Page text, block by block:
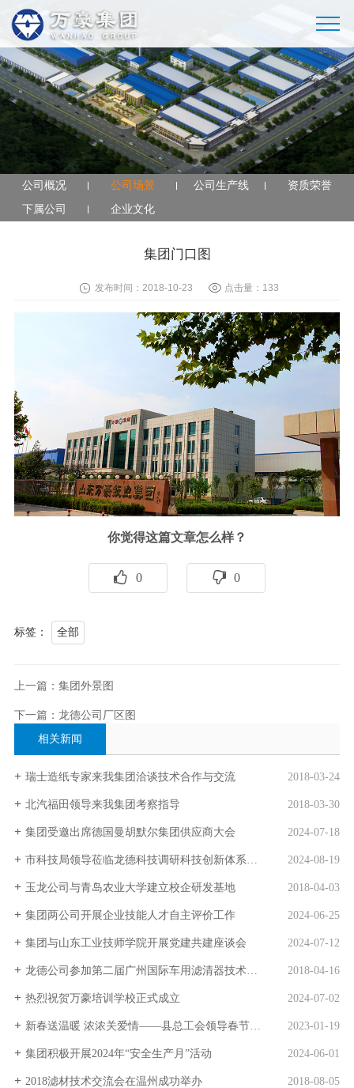
公司概况 公司场景 公司生产线
资质荣誉
下属公司
企业文化
集团门口图
发布时间：2018-10-23 点击量： 133
你觉得这篇文章怎么样？
0 0
标签： 全部
上一篇：集团外景图
下一篇：龙德公司厂区图
相关新闻
瑞士造纸专家来我集团洽谈技术合作与交流 2018-03-24
北汽福田领导来我集团考察指导 2018-03-30
集团受邀出席德国曼胡默尔集团供应商大会 2024-07-18
市科技局领导莅临龙德科技调研科技创新体系建设 2024-08-19
玉龙公司与青岛农业大学建立校企研发基地 2018-04-03
集团两公司开展企业技能人才自主评价工作 2024-06-25
集团与山东工业技师学院开展党建共建座谈会 2024-07-12
龙德公司参加第二届广州国际车用滤清器技术产品会展 2018-04-16
热烈祝贺万豪培训学校正式成立 2024-07-02
新春送温暖 浓浓关爱情――县总工会领导春节前夕到集团走访慰问 2023-01-19
集团积极开展2024年“安全生产月”活动 2024-06-01
2018滤材技术交流会在温州成功举办 2018-08-05